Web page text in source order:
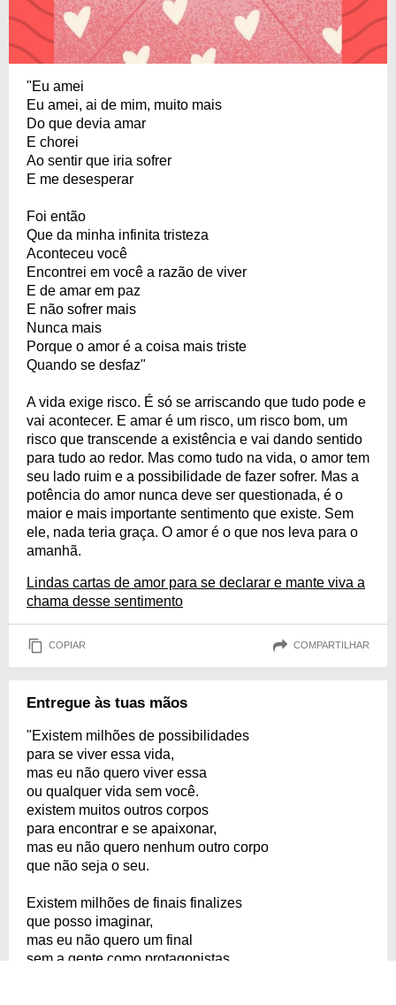
"Eu amei
Eu amei, ai de mim, muito mais
Do que devia amar
E chorei
Ao sentir que iria sofrer
E me desesperar
Foi então
Que da minha infinita tristeza
Aconteceu você
Encontrei em você a razão de viver
E de amar em paz
E não sofrer mais
Nunca mais
Porque o amor é a coisa mais triste
Quando se desfaz"
A vida exige risco. É só se arriscando que tudo pode e
vai acontecer. E amar é um risco, um risco bom, um
risco que transcende a existência e vai dando sentido
para tudo ao redor. Mas como tudo na vida, o amor tem
seu lado ruim e a possibilidade de fazer sofrer. Mas a
potência do amor nunca deve ser questionada, é o
maior e mais importante sentimento que existe. Sem
ele, nada teria graça. O amor é o que nos leva para o
amanhã.
Lindas cartas de amor para se declarar e mante viva a
chama desse sentimento
COPIAR COMPARTILHAR
Entregue às tuas mãos
"Existem milhões de possibilidades
para se viver essa vida,
mas eu não quero viver essa
ou qualquer vida sem você.
existem muitos outros corpos
para encontrar e se apaixonar,
mas eu não quero nenhum outro corpo
que não seja o seu.
Existem milhões de finais finalizes
que posso imaginar,
mas eu não quero um final
sem a gente como protagonistas.